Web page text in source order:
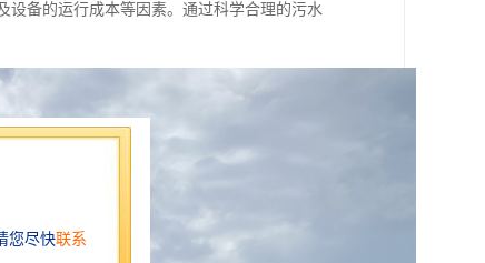
设备的运行成本等因素。通过科学合理的污水